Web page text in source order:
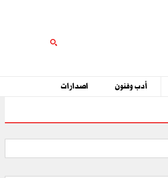
أدب وفنون اصدارات